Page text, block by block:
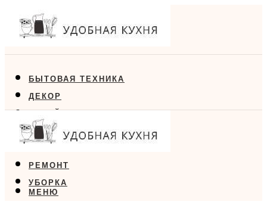
БЫТОВАЯ ТЕХНИКА
ДЕКОР
ДИЗАЙН
ЕДА
РЕМОНТ
УБОРКА
МЕНЮ